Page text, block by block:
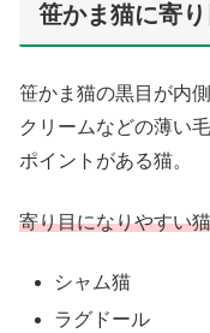
笹かま猫に寄
笹かま猫の黒目が内
クリームなどの薄い
ポイントがある猫。
寄り目になりやすい
シャム猫
ラグドール